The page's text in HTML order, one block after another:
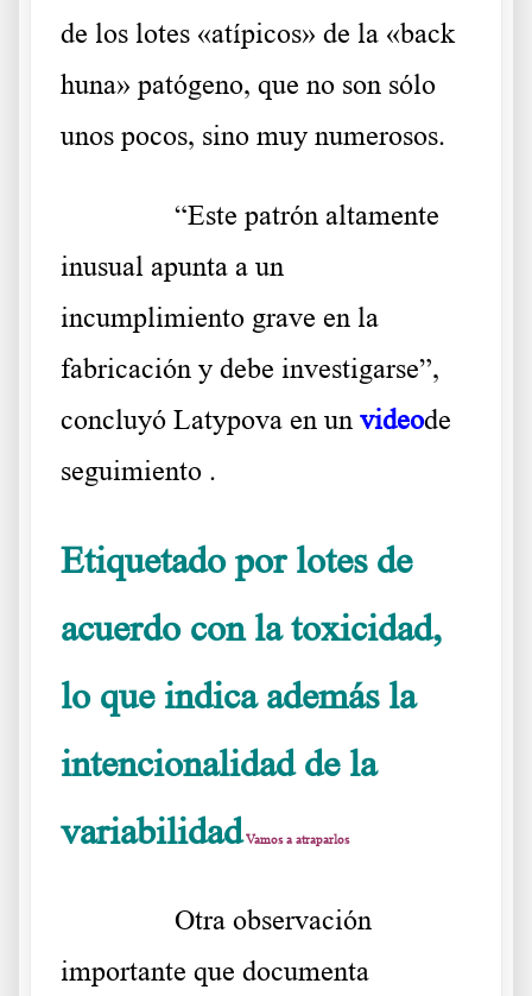
de los lotes «atípicos» de la «back
huna» patógeno, que no son sólo
unos pocos, sino muy numerosos.
“Este patrón altamente
inusual apunta a un
incumplimiento grave en la
fabricación y debe investigarse”,
concluyó Latypova en un videode
seguimiento .
Etiquetado por lotes de
acuerdo con la toxicidad,
lo que indica además la
intencionalidad de la
variabilidadVamos a atraparlos
Otra observación
importante que documenta